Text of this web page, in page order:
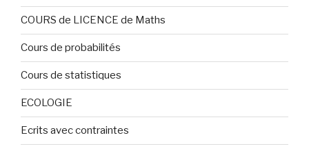
COURS de LICENCE de Maths
Cours de probabilités
Cours de statistiques
ECOLOGIE
Ecrits avec contraintes